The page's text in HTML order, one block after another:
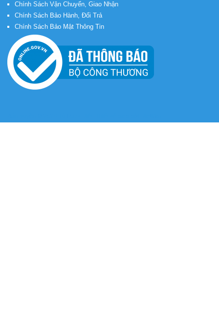
Chính Sách Vận Chuyển, Giao Nhận
Chính Sách Bảo Hành, Đổi Trả
Chính Sách Bảo Mật Thông Tin